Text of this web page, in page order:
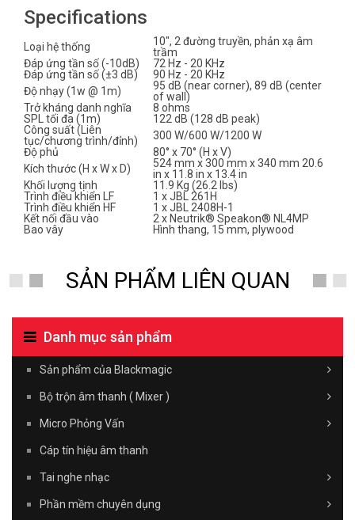
Specifications
Loại hệ thống
10″, 2 đường truyền, phản xạ âm
trầm
Đáp ứng tần số (-10dB)
72 Hz - 20 KHz
Đáp ứng tần số (±3 dB)
90 Hz - 20 KHz
Độ nhạy (1w @ 1m)
95 dB (near corner), 89 dB (center
of wall)
Trở kháng danh nghĩa
8 ohms
SPL tối đa (1m)
122 dB (128 dB peak)
Công suất (Liên
tục/chương trình/đỉnh)
300 W/600 W/1200 W
Độ phủ
80° x 70° (H x V)
Kích thước (H x W x D)
524 mm x 300 mm x 340 mm 20.6
in x 11.8 in x 13.4 in
Khối lượng tịnh
11.9 Kg (26.2 lbs)
Trình điều khiển LF
1 x JBL 261H
Trình điều khiển HF
1 x JBL 2408H-1
Kết nối đầu vào
2 x Neutrik® Speakon® NL4MP
Bao vây
Hình thang, 15 mm, plywood
SẢN PHẨM LIÊN QUAN
Danh mục sản phẩm
Sản phẩm của Blackmagic
Bộ trộn âm thanh ( Mixer )
Micro Phỏng Vấn
Cáp tín hiệu âm thanh
Tai nghe nhạc
Phần mềm chuyên dụng